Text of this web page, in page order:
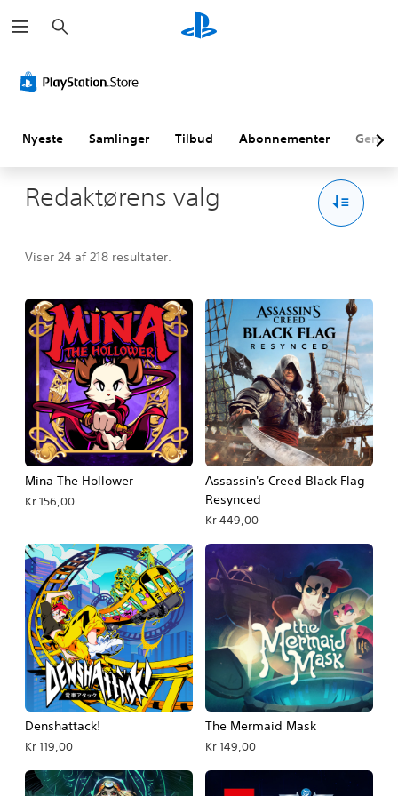
ø
g
Nyeste Samlinger Tilbud Abonnementer
Redaktørens valg
Viser 24 af 218 resultater.
Mina The Hollower
Kr 156,00
Assassin's Creed Black Flag
Resynced
Kr 449,00
Denshattack!
Kr 119,00
The Mermaid Mask
Kr 149,00